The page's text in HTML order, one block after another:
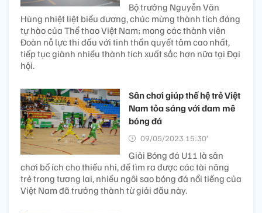
Bộ trưởng Nguyễn Văn
Hùng nhiệt liệt biểu dương, chúc mừng thành tích đáng
tự hào của Thể thao Việt Nam; mong các thành viên
Đoàn nỗ lực thi đấu với tinh thần quyết tâm cao nhất,
tiếp tục giành nhiều thành tích xuất sắc hơn nữa tại Đại
hội.
Sân chơi giúp thế hệ trẻ Việt
Nam tỏa sáng với đam mê
bóng đá
09/05/2023 15:30’
Giải Bóng đá U11 là sân
chơi bổ ích cho thiếu nhi, để tìm ra được các tài năng
trẻ trong tương lai, nhiều ngôi sao bóng đá nổi tiếng của
Việt Nam đã trưởng thành từ giải đấu này.